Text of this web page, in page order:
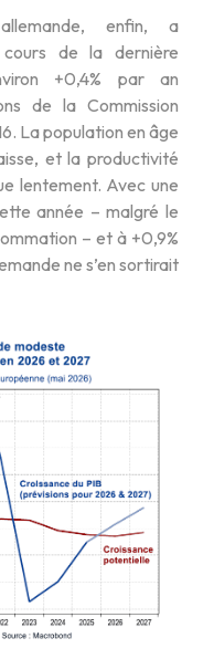
enfin, a
cours de la dernière
+0,4% par an
de la Commission
La population en âge
et la productivité
lentement. Avec une
année – malgré le
– et à +0,9%
ne s’en sortirait